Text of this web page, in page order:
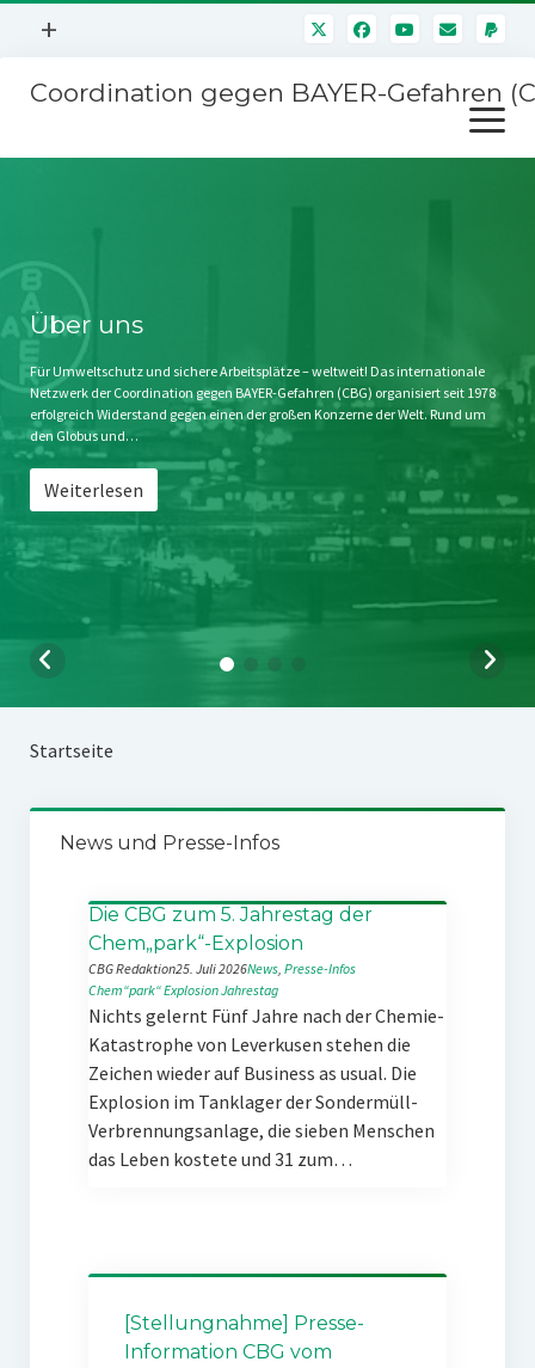
Menü
+
Mitmachen
Kontakt
Impressum
Störfälle
Coordination gegen BAYER-Gefahren
Menü
öffnen
Stichwort BAYER
Jahrestagung
SPENDEN
Über uns
Für Umweltschutz und sichere Arbeitsplätze – weltweit! Das internationale
Netzwerk der Coordination gegen BAYER-Gefahren (CBG) organisiert seit 1978
erfolgreich Widerstand gegen einen der großen Konzerne der Welt. Rund um
den Globus und…
Weiterlesen
Startseite
News und Presse-Infos
Die CBG zum 5. Jahrestag der
Chem„park“-Explosion
CBG Redaktion25. Juli 2026News, Presse-Infos
Chem“park“ExplosionJahrestag
Nichts gelernt Fünf Jahre nach der Chemie-
Katastrophe von Leverkusen stehen die
Zeichen wieder auf Business as usual. Die
Explosion im Tanklager der Sondermüll-
Verbrennungsanlage, die sieben Menschen
das Leben kostete und 31 zum…
[Stellungnahme] Presse-
Information CBG vom